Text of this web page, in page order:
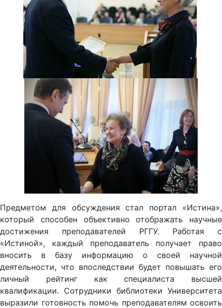
Предметом для обсуждения стал портал «Истина»,
который способен объективно отображать научные
достижения преподавателей РГГУ. Работая с
«Истиной», каждый преподаватель получает право
вносить в базу информацию о своей научной
деятельности, что впоследствии будет повышать его
личный рейтинг как специалиста высшей
квалификации. Сотрудники библиотеки Университета
выразили готовность помочь преподавателям освоить